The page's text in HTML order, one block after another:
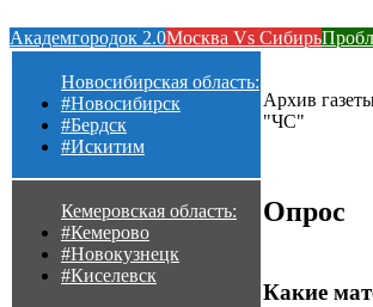
Академгородок 2.0Москва Vs Сибирь
Новосибирская область:
#Новосибирск
#Бердск
#Искитим
Кемеровская область:
#Кемерово
#Новокузнецк
#Киселевск
Архив
"ЧС"
Опрос
Какие